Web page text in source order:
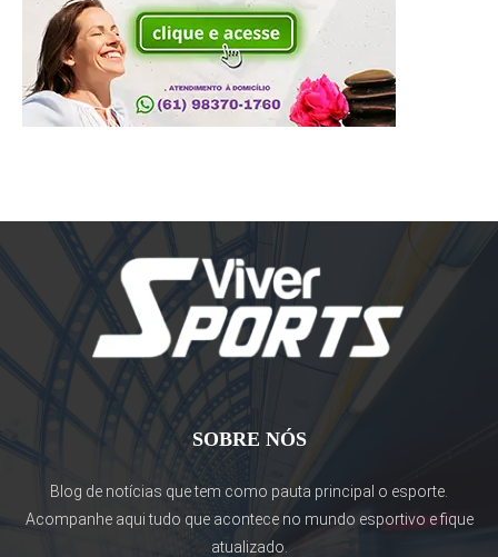
SOBRE NÓS
Blog de notícias que tem como pauta principal o esporte.
Acompanhe aqui tudo que acontece no mundo esportivo e fique
atualizado.